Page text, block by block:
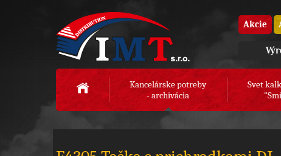
Akcie
Kancelárske potreby
- archivácia
Svet